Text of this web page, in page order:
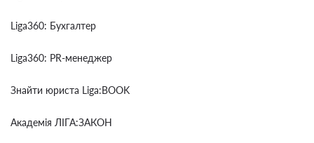
Liga360: Бухгалтер
Liga360: PR-менеджер
Знайти юриста Liga:BOOK
Академія ЛІГА:ЗАКОН